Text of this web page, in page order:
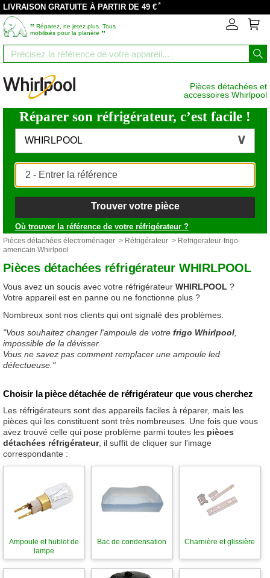
LIVRAISON GRATUITE À PARTIR DE 49 €*
‟ Réparez, ne jetez plus. Tous
mobilisés pour la planète ”
Pièces détachées et
accessoires Whirlpool
Réparer son réfrigérateur, c’est facile !
WHIRLPOOL
Trouver votre pièce
Où trouver la référence de votre réfrigérateur ?
Pièces détachées électroménager > Réfrigérateur > Refrigerateur-frigo-
americain Whirlpool
Pièces détachées réfrigérateur WHIRLPOOL
Vous avez un soucis avec votre réfrigérateur WHIRLPOOL ?
Votre appareil est en panne ou ne fonctionne plus ?
Nombreux sont nos clients qui ont signalé des problèmes.
"Vous souhaitez changer l'ampoule de votre frigo Whirlpool
impossible de la dévisser.
Vous ne savez pas comment remplacer une ampoule led
défectueuse."
Choisir la pièce détachée de réfrigérateur que vous cherchez
Les réfrigérateurs sont des appareils faciles à réparer, mais les
pièces qui les constituent sont très nombreuses. Une fois que vous
avez trouvé celle qui pose problème parmi toutes les pièces
détachées réfrigérateur, il suffit de cliquer sur l'image
correspondante :
Ampoule et hublot de
lampe
Bac de condensation Charnière et glissière